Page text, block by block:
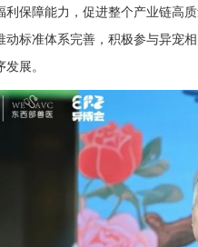
利保障能力，促进整个产业链高
动标准体系完善，积极参与异宠
展。